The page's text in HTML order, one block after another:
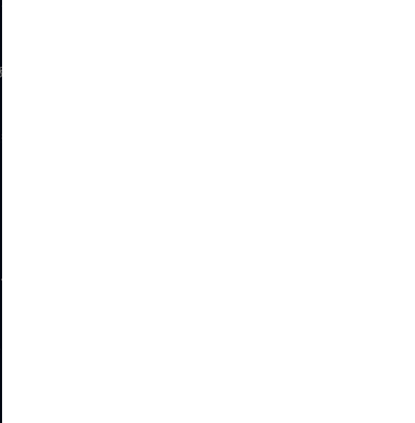
的灵活性。
实覆盖了国际版的所有功能，以下是一些我特别喜欢的功能：
已有的图像生成新作品。这种灵活的转换能力真是太棒了。
niji6等多个版本，使我可以使用最新的技术与效果。
像，并且可以轻松下载保存，实在是高效。
可以和AI进行有趣的对话，获得创作灵感。